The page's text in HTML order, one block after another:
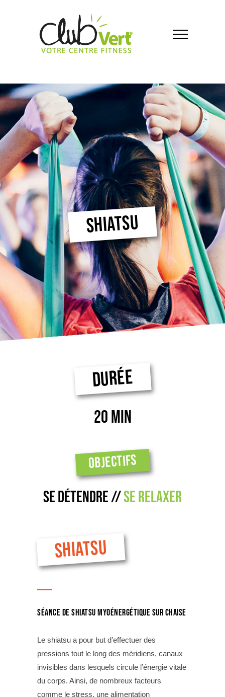
SHIATSU
DURÉE
20 MIN
OBJECTIFS
Se DÉTENDRE //se relaxer
SHIATSU
Séance de shiatsu myoénergétique sur chaise
Le shiatsu a pour but d’effectuer des
pressions tout le long des méridiens, canaux
invisibles dans lesquels circule l’énergie vitale
du corps. Ainsi, de nombreux facteurs
comme le stress, une alimentation